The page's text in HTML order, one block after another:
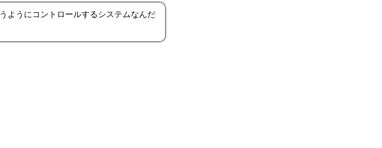
ようにコントロールするシステムなんだ